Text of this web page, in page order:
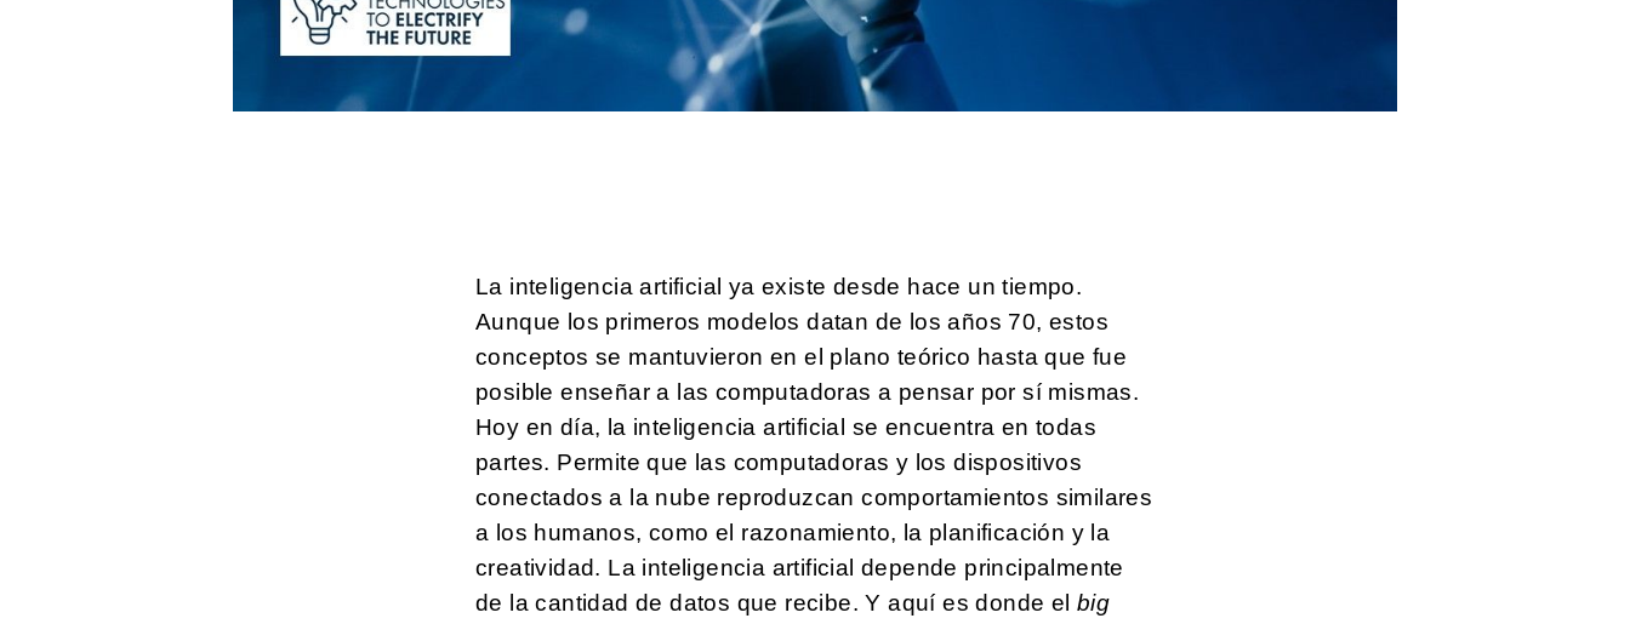
La inteligencia artificial ya existe desde hace un tiempo.
Aunque los primeros modelos datan de los años 70, estos
conceptos se mantuvieron en el plano teórico hasta que fue
posible enseñar a las computadoras a pensar por sí mismas.
Hoy en día, la inteligencia artificial se encuentra en todas
partes. Permite que las computadoras y los dispositivos
conectados a la nube reproduzcan comportamientos similares
a los humanos, como el razonamiento, la planificación y la
creatividad. La inteligencia artificial depende principalmente
de la cantidad de datos que recibe. Y aquí es donde el big